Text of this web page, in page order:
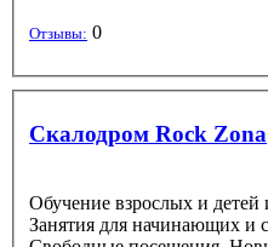
Отзывы: 0
Скалодром Rock Zona
Обучение взрослых и
Занятия для начинающих и